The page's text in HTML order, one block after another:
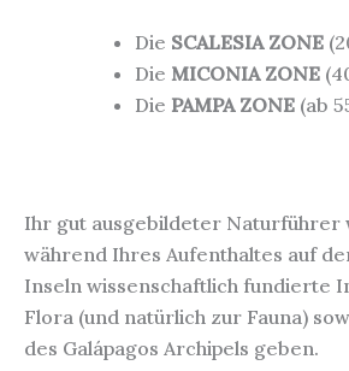
Die SCALESIA ZONE
Die MICONIA ZONE
Die PAMPA ZONE (ab
Ihr gut ausgebildeter Naturführer
während Ihres Aufenthaltes auf
Inseln wissenschaftlich fundierte
Flora (und natürlich zur Fauna)
des Galápagos Archipels geben.